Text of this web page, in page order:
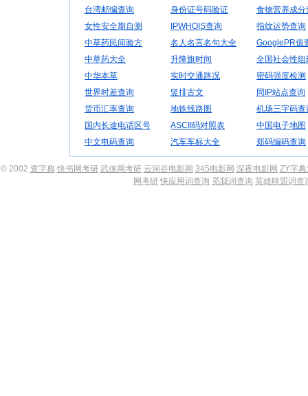
台湾邮编查询
身份证号码验证
食物营养成分
女性安全期自测
IPWHOIS查询
指纹运势查询
中草药民间验方
名人名言名句大全
GooglePR值
中草药大全
升降旗时间
全国社会性组
中华本草
实时交通路况
密码强度检测
世界时差查询
竖排古文
同IP站点查询
货币汇率查询
地铁线路图
机场三字码查
国内长途电话区号
ASCII码对照表
中国电子地图
中文电码查询
汽车车标大全 郑码编码查询
© 2002 查字典 快书网考研 武侠网考研 云洞谷电影网 345电影网 深夜电影网 ZY字
网考研 快应用词查询 觅我词查询 英雄联盟词查